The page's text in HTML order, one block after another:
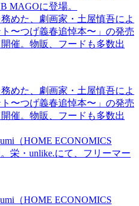
MAGOに登場。
めた、劇画家・土屋慎吾によ
〜つげ義春追悼本〜」の発売
催。物販、フードも多数出
めた、劇画家・土屋慎吾によ
〜つげ義春追悼本〜」の発売
催。物販、フードも多数出
（HOME ECONOMICS
栄・unlike.にて、フリーマー
（HOME ECONOMICS